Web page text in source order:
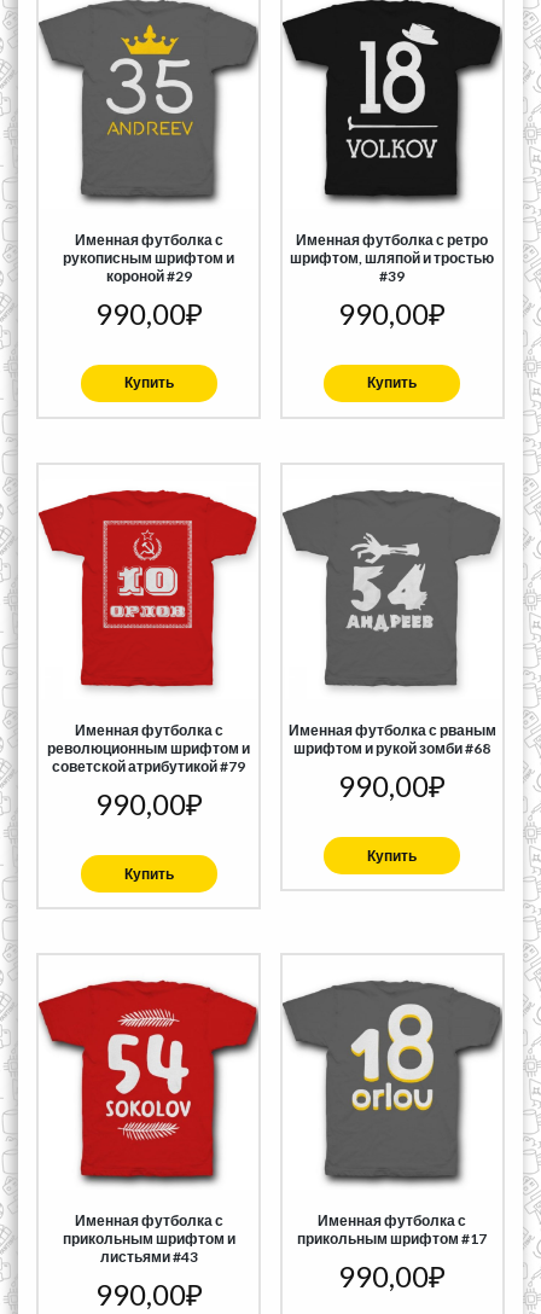
Именная футболка с
рукописным шрифтом и
короной #29
990,00₽
Купить
Именная футболка с ретро
шрифтом, шляпой и тростью
#39
990,00₽
Купить
Именная футболка с
революционным шрифтом и
советской атрибутикой #79
990,00₽
Купить
Именная футболка с рваным
шрифтом и рукой зомби #68
990,00₽
Купить
Именная футболка с
прикольным шрифтом и
листьями #43
990,00₽
Именная футболка с
прикольным шрифтом #17
990,00₽